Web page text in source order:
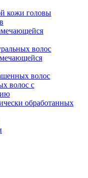
кожи головы
волос
волос
волос с
обработанных